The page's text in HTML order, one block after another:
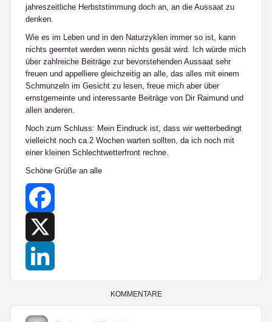
jahreszeitliche Herbststimmung doch an, an die Aussaat zu
denken.
Wie es im Leben und in den Naturzyklen immer so ist, kann
nichts geerntet werden wenn nichts gesät wird. Ich würde mich
über zahlreiche Beiträge zur bevorstehenden Aussaat sehr
freuen und appelliere gleichzeitig an alle, das alles mit einem
Schmunzeln im Gesicht zu lesen, freue mich aber über
ernstgemeinte und interessante Beiträge von Dir Raimund und
allen anderen.
Noch zum Schluss: Mein Eindruck ist, dass wir wetterbedingt
vielleicht noch ca.2 Wochen warten sollten, da ich noch mit
einer kleinen Schlechtwetterfront rechne.
Schöne Grüße an alle
Facebook
KOMMENTARE